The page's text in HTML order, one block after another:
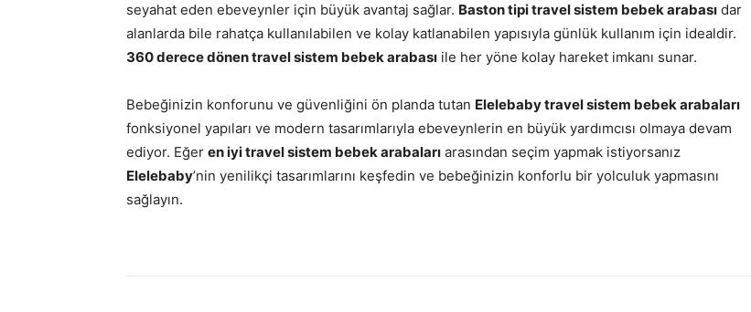
seyahat eden ebeveynler için büyük avantaj sağlar. Baston tipi travel sistem bebek arabası dar
alanlarda bile rahatça kullanılabilen ve kolay katlanabilen yapısıyla günlük kullanım için idealdir.
360 derece dönen travel sistem bebek arabası ile her yöne kolay hareket imkanı sunar.
Bebeğinizin konforunu ve güvenliğini ön planda tutan Elelebaby travel sistem bebek arabaları
fonksiyonel yapıları ve modern tasarımlarıyla ebeveynlerin en büyük yardımcısı olmaya devam
ediyor. Eğer en iyi travel sistem bebek arabaları arasından seçim yapmak istiyorsanız
Elelebaby’nin yenilikçi tasarımlarını keşfedin ve bebeğinizin konforlu bir yolculuk yapmasını
sağlayın.